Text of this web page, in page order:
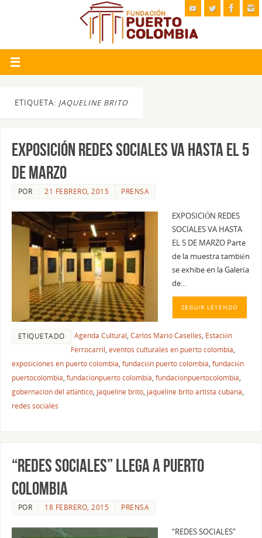
ETIQUETA: JAQUELINE BRITO
EXPOSICIÓN REDES SOCIALES VA HASTA EL 5
DE MARZO
POR 21 FEBRERO, 2015 PRENSA
EXPOSICIÓN REDES
SOCIALES VA HASTA
EL 5 DE MARZO Parte
de la muestra también
se exhibe en la Galería
de…
SEGUIR LEYENDO
ETIQUETADO Agenda Cultural, Carlos Mario Caselles, Estación
Ferrocarril, eventos culturales en puerto colombia,
exposiciones en puerto colombia, fundación puerto colombia, fundación
puertocolombia, fundacionpuerto colombia, fundacionpuertocolombia,
gobernacion del atlántico, jaqueline brito, jaqueline brito artista cubana,
redes sociales
“REDES SOCIALES” LLEGA A PUERTO
COLOMBIA
POR 18 FEBRERO, 2015 PRENSA
“REDES SOCIALES”